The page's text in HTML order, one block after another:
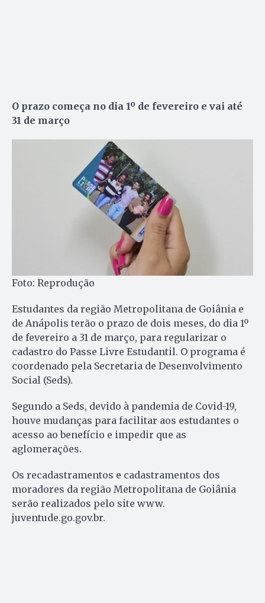
O prazo começa no dia 1º de fevereiro e vai até
31 de março
Foto: Reprodução
Estudantes da região Metropolitana de Goiânia e
de Anápolis terão o prazo de dois meses, do dia 1º
de fevereiro a 31 de março, para regularizar o
cadastro do Passe Livre Estudantil. O programa é
coordenado pela Secretaria de Desenvolvimento
Social (Seds).
Segundo a Seds, devido à pandemia de Covid-19,
houve mudanças para facilitar aos estudantes o
acesso ao benefício e impedir que as
aglomerações.
Os recadastramentos e cadastramentos dos
moradores da região Metropolitana de Goiânia
serão realizados pelo site www.
juventude.go.gov.br.